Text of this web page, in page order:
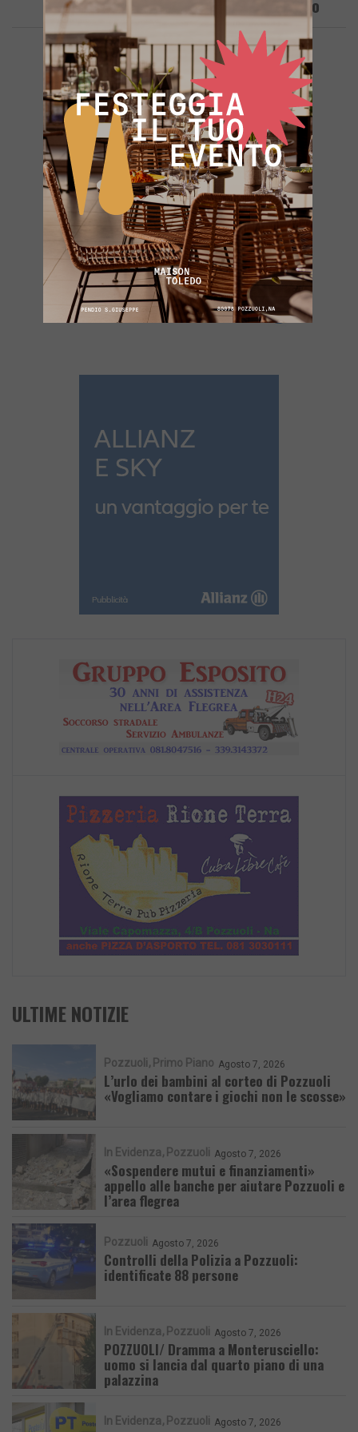
Ha Cantato A Sanremo
ULTIME NOTIZIE
Pozzuoli Primo Piano Agosto 7, 2026
L’urlo dei bambini al corteo di Pozzuoli
«Vogliamo contare i giochi non le scosse»
In Evidenza Pozzuoli Agosto 7, 2026
«Sospendere mutui e finanziamenti»
appello alle banche per aiutare Pozzuoli e
l’area flegrea
Pozzuoli Agosto 7, 2026
Controlli della Polizia a Pozzuoli:
identificate 88 persone
In Evidenza Pozzuoli Agosto 7, 2026
POZZUOLI/ Dramma a Monterusciello:
uomo si lancia dal quarto piano di una
palazzina
In Evidenza Pozzuoli Agosto 7, 2026